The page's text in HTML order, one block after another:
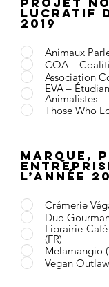
lucratif
2019
Animaux
COA –
Association
EVA –
Animalistes
Those Who
Marque,
l’année
Crémerie
Duo
Librairie-
(FR)
Melamangio
Vegan